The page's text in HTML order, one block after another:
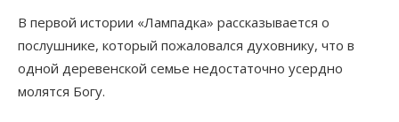
В первой истории «Лампадка» рассказывается о
послушнике, который пожаловался духовнику, что в
одной деревенской семье недостаточно усердно
молятся Богу.